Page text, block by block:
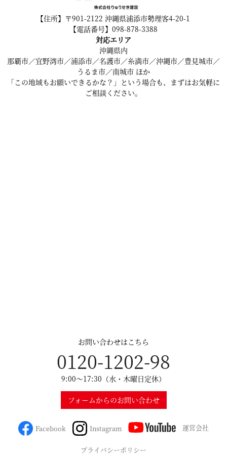
【住所】〒901-2122 沖縄県浦添市勢理客4-20-1
【電話番号】098-878-3388
対応エリア
沖縄県内
那覇市／宜野湾市／浦添市／名護市／糸満市／沖縄市／豊見城市／
うるま市／南城市 ほか
「この地域もお願いできるかな？」という場合も、まずはお気軽に
ご相談ください。
お問い合わせはこちら
0120-1202-98
9:00～17:30（水・木曜日定休）
フォームからのお問い合わせ
Facebook Instagram 運営会社
プライバシーポリシー